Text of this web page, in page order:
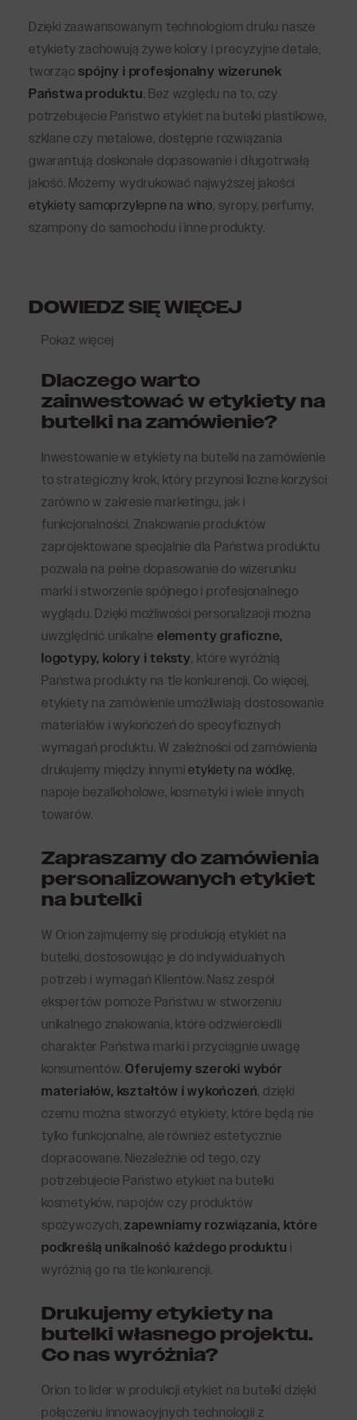
Dzięki zaawansowanym technologiom druku nasze
etykiety zachowują żywe kolory i precyzyjne detale,
tworząc spójny i profesjonalny wizerunek
Państwa produktu. Bez względu na to, czy
potrzebujecie Państwo etykiet na butelki plastikowe,
szklane czy metalowe, dostępne rozwiązania
gwarantują doskonałe dopasowanie i długotrwałą
jakość. Możemy wydrukować najwyższej jakości
etykiety samoprzylepne na wino, syropy, perfumy,
szampony do samochodu i inne produkty.
DOWIEDZ SIĘ WIĘCEJ
Pokaż więcej
Dlaczego warto
zainwestować w etykiety na
butelki na zamówienie?
Inwestowanie w etykiety na butelki na zamówienie
to strategiczny krok, który przynosi liczne korzyści
zarówno w zakresie marketingu, jak i
funkcjonalności. Znakowanie produktów
zaprojektowane specjalnie dla Państwa produktu
pozwala na pełne dopasowanie do wizerunku
marki i stworzenie spójnego i profesjonalnego
wyglądu. Dzięki możliwości personalizacji można
uwzględnić unikalneelementy graficzne,
logotypy, kolory i teksty, które wyróżnią
Państwa produkty na tle konkurencji. Co więcej,
etykiety na zamówienie umożliwiają dostosowanie
materiałów i wykończeń do specyficznych
wymagań produktu. W zależności od zamówienia
drukujemy między innymietykiety na wódkę,
napoje bezalkoholowe, kosmetyki i wiele innych
towarów.
Zapraszamy do zamówienia
personalizowanych etykiet
na butelki
W Orion zajmujemy się produkcją etykiet na
butelki, dostosowując je do indywidualnych
potrzeb i wymagań Klientów. Nasz zespół
ekspertów pomoże Państwu w stworzeniu
unikalnego znakowania, które odzwierciedli
charakter Państwa marki i przyciągnie uwagę
konsumentów.Oferujemy szeroki wybór
materiałów, kształtów i wykończeń, dzięki
czemu można stworzyć etykiety, które będą nie
tylko funkcjonalne, ale również estetycznie
dopracowane. Niezależnie od tego, czy
potrzebujecie Państwo etykiet na butelki
kosmetyków, napojów czy produktów
spożywczych,zapewniamy rozwiązania, które
podkreślą unikalność każdego produktu i
wyróżnią go na tle konkurencji.
Drukujemy etykiety na
butelki własnego projektu.
Co nas wyróżnia?
Orion to lider w produkcji etykiet na butelki dzięki
połączeniu innowacyjnych technologii z